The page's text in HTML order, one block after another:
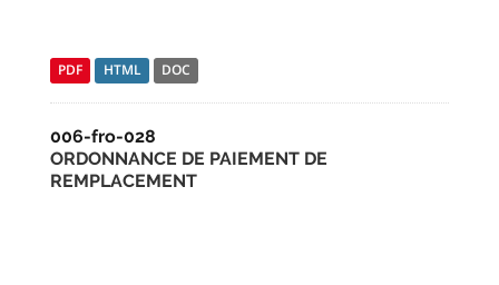
PDF HTML DOC
006-fro-028
ORDONNANCE DE PAIEMENT DE
REMPLACEMENT